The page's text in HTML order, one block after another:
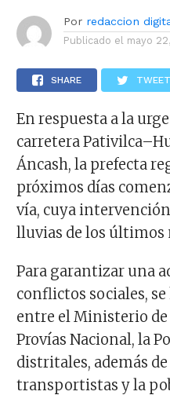
Por redaccion
Publicado el mayo
SHARE TWEET
En respuesta a la
carretera
Áncash, la prefecta
próximos días
vía, cuya
lluvias de los últimos
Para garantizar una
conflictos sociales,
entre el Ministerio de
Provías Nacional, la
distritales, además
transportistas y la